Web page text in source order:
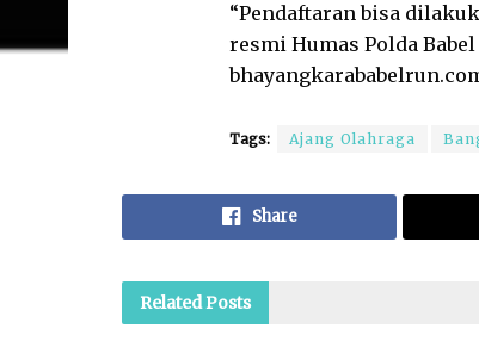
“Pendaftaran bisa
resmi Humas Polda
Tags: Ajang Olahraga
Share
RelatedPosts